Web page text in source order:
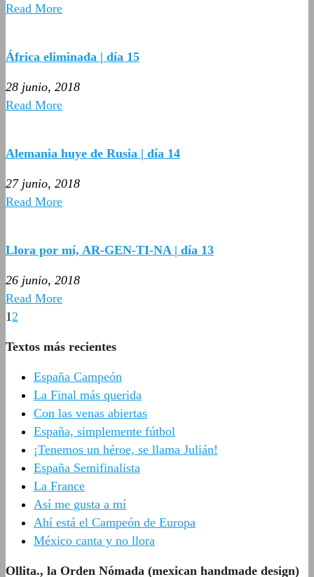
Read More
África eliminada | día 15
28 junio, 2018
Read More
Alemania huye de Rusia | día 14
27 junio, 2018
Read More
Llora por mí, AR-GEN-TI-NA | día 13
26 junio, 2018
Read More
1 2
Textos más recientes
España Campeón
La Final más querida
Con las venas abiertas
España, simplemente fútbol
¡Tenemos un héroe, se llama Julián!
España Semifinalista
La France
Así me gusta a mí
Ahí está el Campeón de Europa
México canta y no llora
Ollita., la Orden Nómada (mexican handmade design)